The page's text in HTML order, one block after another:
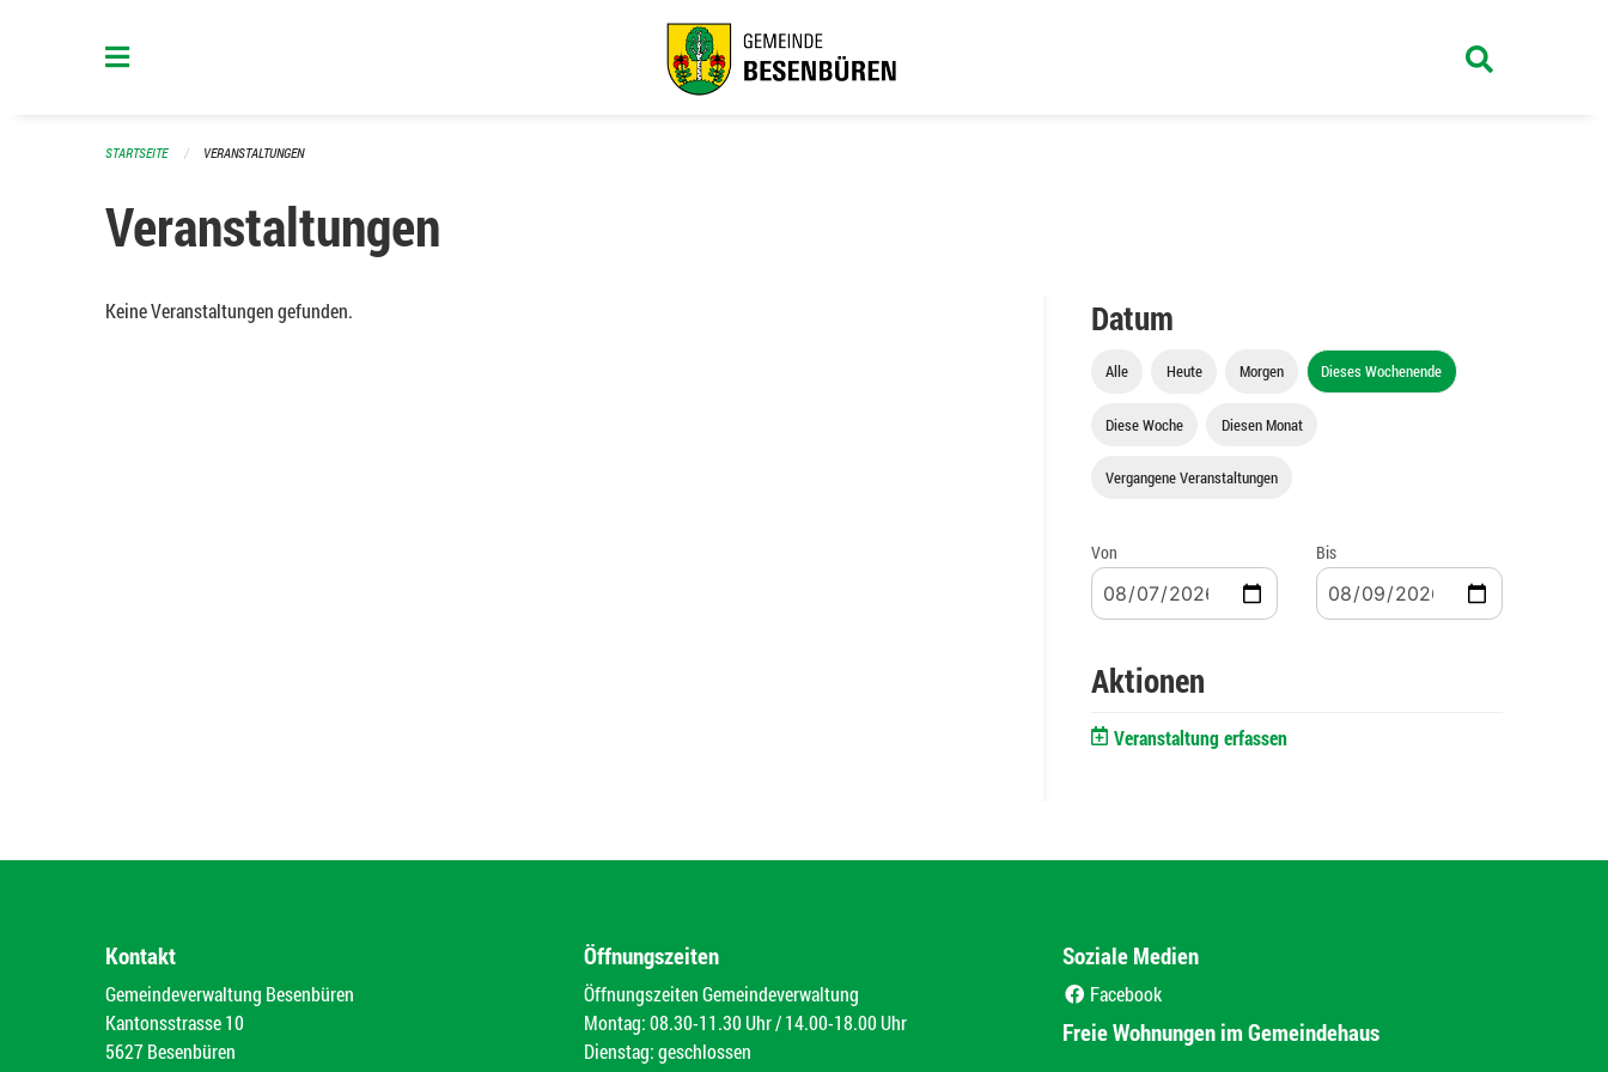
STARTSEITE VERANSTALTUNGEN
Veranstaltungen
Keine Veranstaltungen gefunden. Datum
Alle Heute Morgen Dieses Wochenende
Diese Woche Diesen Monat
Vergangene Veranstaltungen
Von Bis
Aktionen
Veranstaltung erfassen
Kontakt
Gemeindeverwaltung Besenbüren
Kantonsstrasse 10
5627 Besenbüren
Öffnungszeiten
Öffnungszeiten Gemeindeverwaltung
Montag: 08.30-11.30 Uhr / 14.00-18.00 Uhr
Dienstag: geschlossen
Soziale Medien
Facebook
Freie Wohnungen im Gemeindehaus